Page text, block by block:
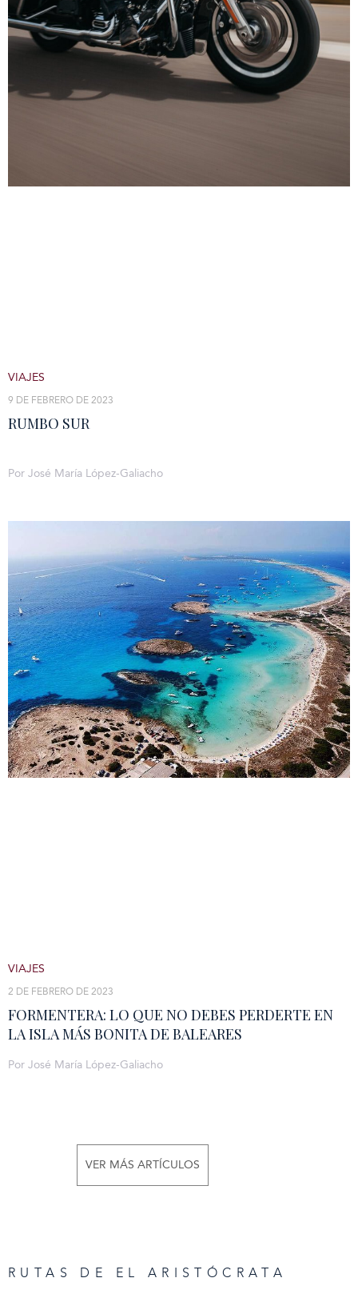
RUMBO SUR
9 DE FEBRERO DE 2023
VIAJES
Por José María López-Galiacho
FORMENTERA: LO QUE NO DEBES PERDERTE EN
LA ISLA MÁS BONITA DE BALEARES
2 DE FEBRERO DE 2023
VIAJES
Por José María López-Galiacho
VER MÁS ARTÍCULOS
RUTAS DE EL ARISTÓCRATA